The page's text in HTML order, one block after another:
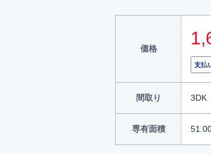
価格
支払
間取り 3DK
専有面積